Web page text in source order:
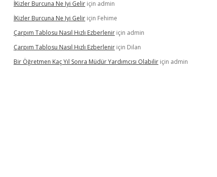
İKizler Burcuna Ne Iyi Gelir için admin
İKizler Burcuna Ne Iyi Gelir için Fehime
Çarpım Tablosu Nasıl Hızlı Ezberlenir için admin
Çarpım Tablosu Nasıl Hızlı Ezberlenir için Dilan
Bir Öğretmen Kaç Yıl Sonra Müdür Yardımcısı Olabilir için admin